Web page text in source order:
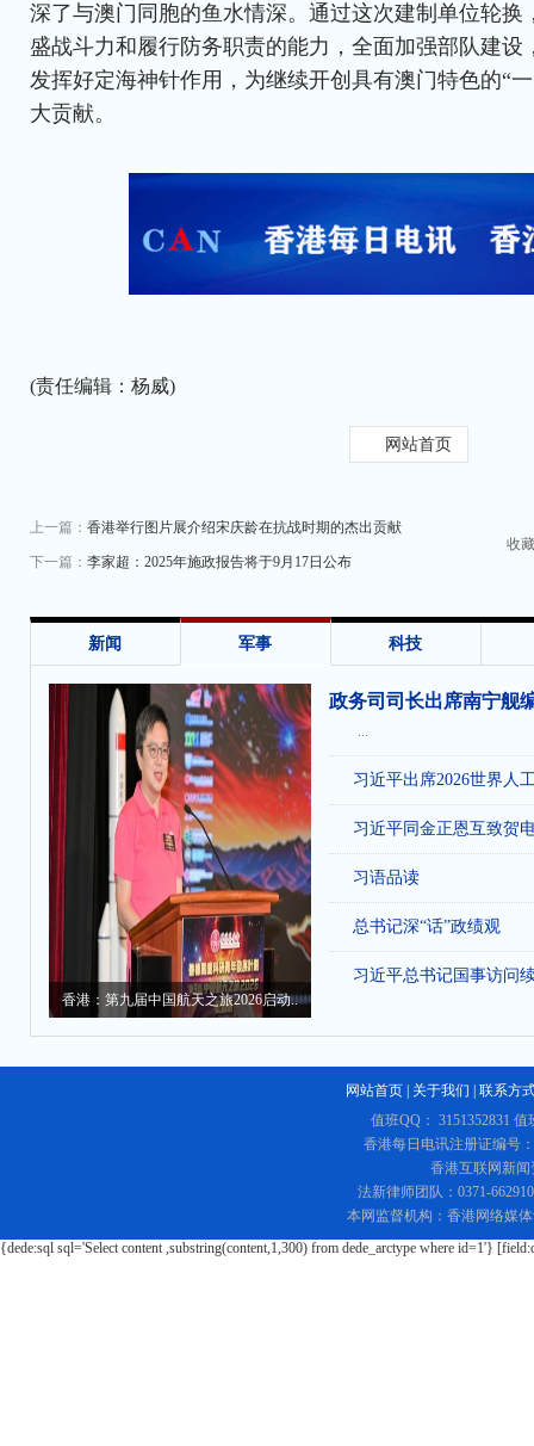
深了与澳门同胞的鱼水情深。通过这次建制单位轮换
盛战斗力和履行防务职责的能力，全面加强部队建设
发挥好定海神针作用，为继续开创具有澳门特色的“
大贡献。
(责任编辑：杨威)
网站首页
上一篇： 香港举行图片展介绍宋庆龄在抗战时期的杰出贡献
下一篇： 李家超：2025年施政报告将于9月17日公布
收
新闻 军事 科技
香港：第九届中国航天之旅2026启动..
政务司司长出席南宁舰
习近平出席2026世界人
习近平同金正恩互致贺
习语品读
总书记深“话”政绩观
习近平总书记国事访问
网站首页 | 关于我们 | 联系方
值班QQ： 3151352831
香港每日电讯注册证编号
香港互联网新闻
法新律师团队：0371-
本网监督机构：香港网络媒
{dede:sql sql='Select content ,substring(content,1,300) from dede_arctype where id=1'}